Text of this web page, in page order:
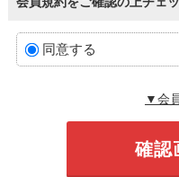
同意する
▼会